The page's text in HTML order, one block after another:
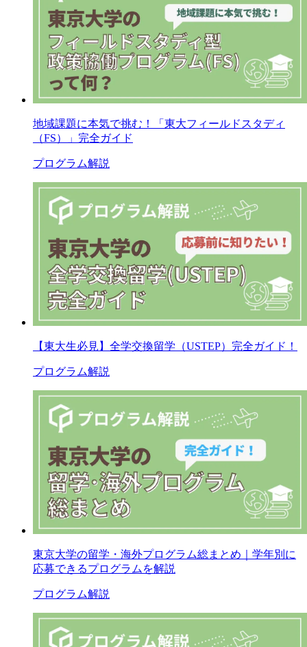
地域課題に本気で挑む！「東大フィールドスタディ
（FS）」完全ガイド
プログラム解説
【東大生必見】全学交換留学（USTEP）完全ガイド！
プログラム解説
東京大学の留学・海外プログラム総まとめ｜学年別に
応募できるプログラムを解説
プログラム解説